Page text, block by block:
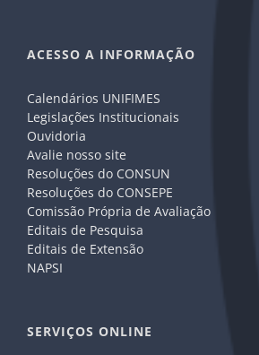
ACESSO A INFORMAÇÃO
Calendários UNIFIMES
Legislações Institucionais
Ouvidoria
Avalie nosso site
Resoluções do CONSUN
Resoluções do CONSEPE
Comissão Própria de Avaliação
Editais de Pesquisa
Editais de Extensão
NAPSI
SERVIÇOS ONLINE